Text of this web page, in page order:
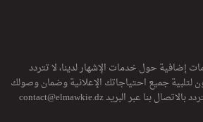
إضافية حول خدمات الإشهار لدينا، لا تتردد
لتلبية جميع احتياجاتك الإعلانية وضمان وصولك
بالاتصال بنا عبر البريدcontact@elmawkie.dz